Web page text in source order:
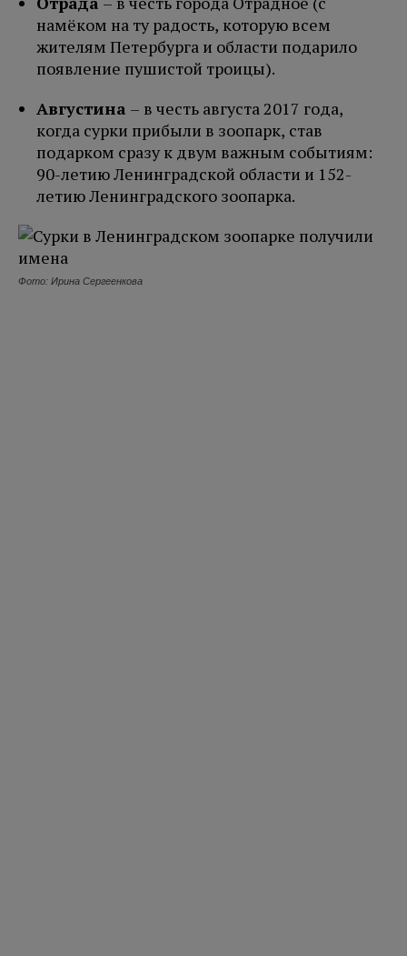
намёком на ту радость, которую всем
жителям Петербурга и области подарило
появление пушистой троицы).
Августина – в честь августа 2017 года,
когда сурки прибыли в зоопарк, став
подарком сразу к двум важным событиям:
90-летию Ленинградской области и 152-
летию Ленинградского зоопарка.
Фото: Ирина Сергеенкова